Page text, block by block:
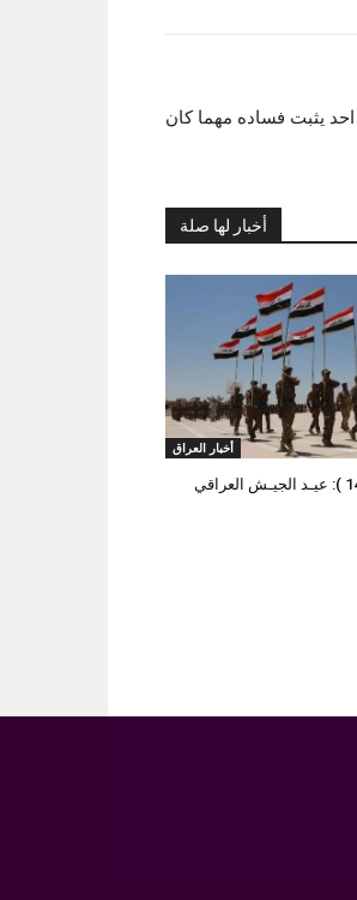
يثبت فساده مهما كان
أخبار لها صلة
أخبار العراق
بـيـــان ( 143 ): عيـد الجيـش العراقي